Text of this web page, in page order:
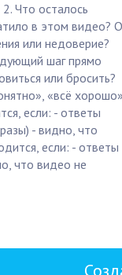
Что осталось
в этом видео? О
или недоверие?
шаг прямо
или бросить?
«всё
если: - ответы
- видно, что
если: - ответы
что видео не